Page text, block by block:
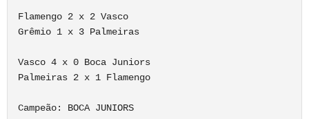
Flamengo 2 x 2 Vasco
Grêmio 1 x 3 Palmeiras
Vasco 4 x 0 Boca Juniors
Palmeiras 2 x 1 Flamengo
Campeão: BOCA JUNIORS